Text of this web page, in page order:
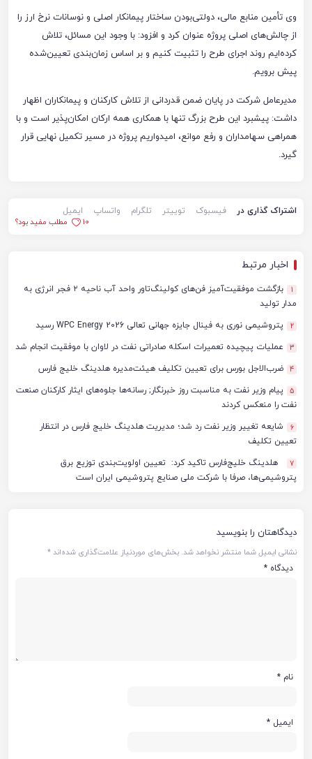
وی تأمین منابع مالی، دولتی‌بودن ساختار پیمانکار اصلی و نوسانات نرخ ارز را
از چالش‌های اصلی پروژه عنوان کرد و افزود: با وجود این مسائل، تلاش
کرده‌ایم روند اجرای طرح را تثبیت کنیم و بر اساس زمان‌بندی تعیین‌شده
پیش برویم.
مدیرعامل شرکت در پایان ضمن قدردانی از تلاش کارکنان و پیمانکاران اظهار
داشت: پیشبرد این طرح بزرگ تنها با همکاری همه ارکان امکان‌پذیر است و با
همراهی سهامداران و رفع موانع، امیدواریم پروژه در مسیر تکمیل نهایی قرار
گیرد.
اشتراک گذاری در فیسبوک توییتر تلگرام واتساپ
ایمیل
10
مطلب مفید بود؟
اخبار مرتبط
1
بازگشت موفقیت‌آمیز فن‌های کولینگ‌تاور واحد آب ناحیه ۲ فجر انرژی به
مدار تولید
2 پتروشیمی نوری به فینال جایزه جهانی تعالی WPC Energy 2026 رسید
3 عملیات پیچیده تعمیرات اسکله صادراتی نفت در لاوان با موفقیت انجام شد
4 ضرب‌الاجل بورس برای تعیین تکلیف هیئت‌مدیره هلدینگ خلیج فارس
5
پیام وزیر نفت به مناسبت روز خبرنگار; رسانه‌ها جلوه‌های ایثار کارکنان صنعت
نفت را منعکس کردند
6
شایعه تغییر وزیر نفت رد شد؛ مدیریت هلدینگ خلیج فارس در انتظار
تعیین تکلیف
7
هلدینگ خلیج‌فارس تاکید کرد: تعیین اولویت‌بندی توزیع برق
پتروشیمی‌ها، صرفا با شرکت ملی صنایع پتروشیمی ایران است
دیدگاهتان را بنویسید
نشانی ایمیل شما منتشر نخواهد شد. بخش‌های موردنیاز علامت‌گذاری شده‌اند*
دیدگاه *
نام *
ایمیل *